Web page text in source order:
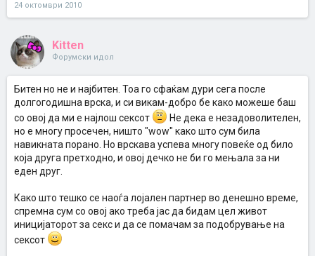
24 октомври 2010
Kitten
Форумски идол
Битен но не и најбитен. Тоа го сфаќам дури сега после
долгогодишна врска, и си викам-добро бе како можеше баш
со овој да ми е најлош сексот
Не дека е незадоволителен,
но е многу просечен, ништо "wow" како што сум била
навикната порано. Но врскава успева многу повеќе од било
која друга претходно, и овој дечко не би го мењала за ни
еден друг.
Како што тешко се наоѓа лојален партнер во денешно време,
спремна сум со овој ако треба јас да бидам цел живот
иницијаторот за секс и да се помачам за подобрување на
сексот